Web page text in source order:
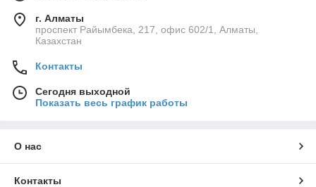
г. Алматы
проспект Райымбека, 217, офис 602/1, Алматы,
Казахстан
Контакты
Сегодня выходной
Показать весь график работы
О нас
Контакты